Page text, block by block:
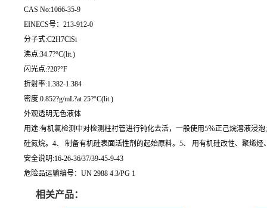
CAS No:1066-35-9
EINECS号：213-912-0
分子式:C2H7ClSi
沸点:34.7?°C(lit.)
闪光点:?20?°F
折射率:1.382-1.384
密度:0.852?g/mL?at 25?°C(lit.)
外观透明无色液体
用途:有机氯检测中对检测柱衬管进行钝化去活，一般使用5％正己烷溶液浸
硅氮烷。4、 制备有机硅表面活性剂的起始原料。5、 用有机硅改性、聚烯烃
安全说明:16-26-36/37/39-45-9-43
危险品运输编号：UN 2988 4.3/PG 1
相关产品：